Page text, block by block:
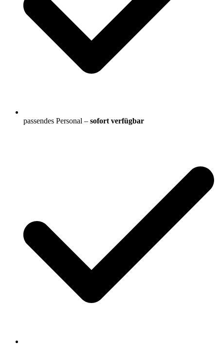
passendes Personal – sofort verfügbar